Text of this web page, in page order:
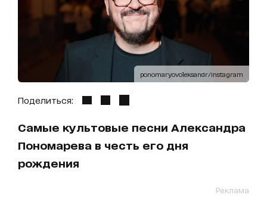
ponomaryovoleksandr/Instagram
Поделиться:
Самые культовые песни Александра
Пономарева в честь его дня
рождения
Реклама